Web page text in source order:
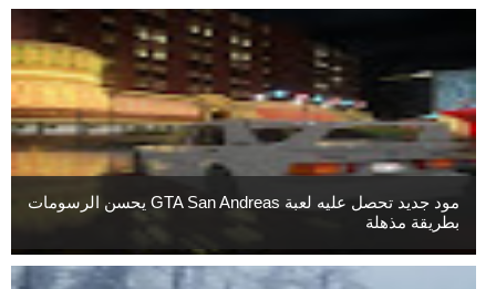
مود جديد تحصل عليه لعبة GTA San Andreas يحسن الرسومات
بطريقة مذهلة